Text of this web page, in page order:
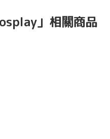
」相關商品